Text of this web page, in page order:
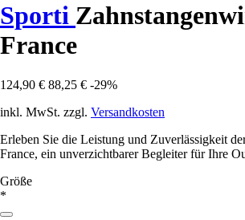
Sporti
France
124,90 € 88,25 € -29%
inkl. MwSt. zzgl. Versandkosten
Erleben Sie die Leistung und Zuverlässigkeit
France, ein unverzichtbarer Begleiter für Ihre
Größe
*